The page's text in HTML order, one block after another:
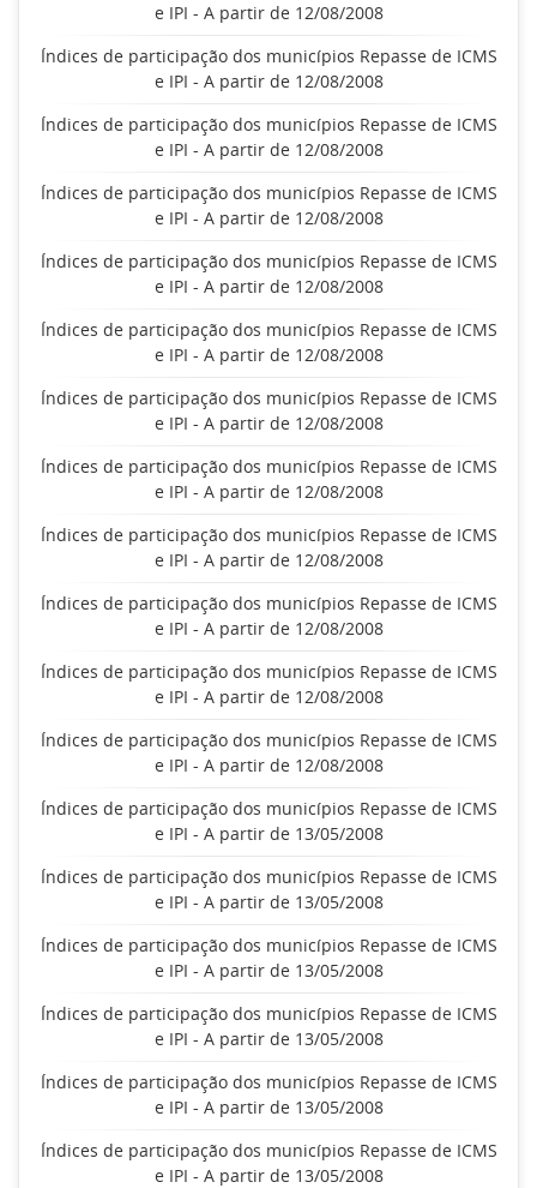
e IPI - A partir de 12/08/2008
Índices de participação dos municípios Repasse de ICMS
e IPI - A partir de 12/08/2008
Índices de participação dos municípios Repasse de ICMS
e IPI - A partir de 12/08/2008
Índices de participação dos municípios Repasse de ICMS
e IPI - A partir de 12/08/2008
Índices de participação dos municípios Repasse de ICMS
e IPI - A partir de 12/08/2008
Índices de participação dos municípios Repasse de ICMS
e IPI - A partir de 12/08/2008
Índices de participação dos municípios Repasse de ICMS
e IPI - A partir de 12/08/2008
Índices de participação dos municípios Repasse de ICMS
e IPI - A partir de 12/08/2008
Índices de participação dos municípios Repasse de ICMS
e IPI - A partir de 12/08/2008
Índices de participação dos municípios Repasse de ICMS
e IPI - A partir de 12/08/2008
Índices de participação dos municípios Repasse de ICMS
e IPI - A partir de 12/08/2008
Índices de participação dos municípios Repasse de ICMS
e IPI - A partir de 12/08/2008
Índices de participação dos municípios Repasse de ICMS
e IPI - A partir de 13/05/2008
Índices de participação dos municípios Repasse de ICMS
e IPI - A partir de 13/05/2008
Índices de participação dos municípios Repasse de ICMS
e IPI - A partir de 13/05/2008
Índices de participação dos municípios Repasse de ICMS
e IPI - A partir de 13/05/2008
Índices de participação dos municípios Repasse de ICMS
e IPI - A partir de 13/05/2008
Índices de participação dos municípios Repasse de ICMS
e IPI - A partir de 13/05/2008